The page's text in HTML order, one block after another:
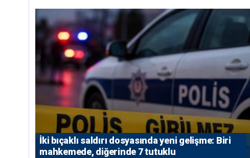
İki bıçaklı saldırı dosyasında yeni gelişme: Biri
mahkemede, diğerinde 7 tutuklu